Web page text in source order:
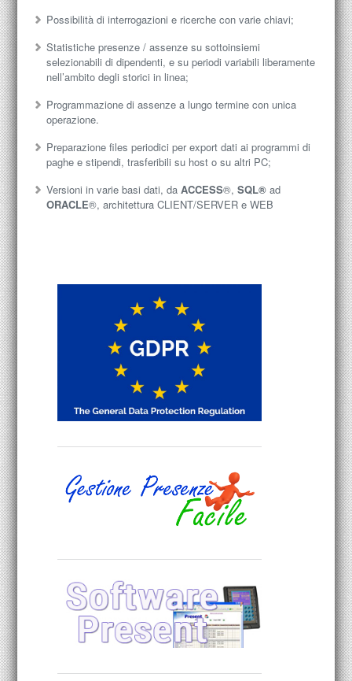
Possibilità di interrogazioni e ricerche con varie chiavi;
Statistiche presenze / assenze su sottoinsiemi
selezionabili di dipendenti, e su periodi variabili liberamente
nell’ambito degli storici in linea;
Programmazione di assenze a lungo termine con unica
operazione.
Preparazione files periodici per export dati ai programmi di
paghe e stipendi, trasferibili su host o su altri PC;
Versioni in varie basi dati, da ACCESS®, SQL®ad
ORACLE®, architettura CLIENT/SERVER e WEB